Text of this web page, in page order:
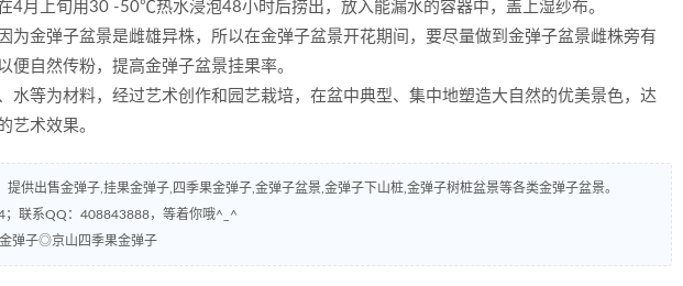
4月上旬用30 -50℃热水浸泡48小时后捞出，放入能漏水的容器中，盖上湿纱布。
为金弹子盆景是雌雄异株，所以在金弹子盆景开花期间，要尽量做到金弹子盆景雌株旁有
便自然传粉，提高金弹子盆景挂果率。
水等为材料，经过艺术创作和园艺栽培，在盆中典型、集中地塑造大自然的优美景色，达
艺术效果。
提供出售金弹子,挂果金弹子,四季果金弹子,金弹子盆景,金弹子下山桩,金弹子树桩盆景等各类金弹子盆景。
；联系QQ：408843888，等着你哦^_^
弹子◎京山四季果金弹子